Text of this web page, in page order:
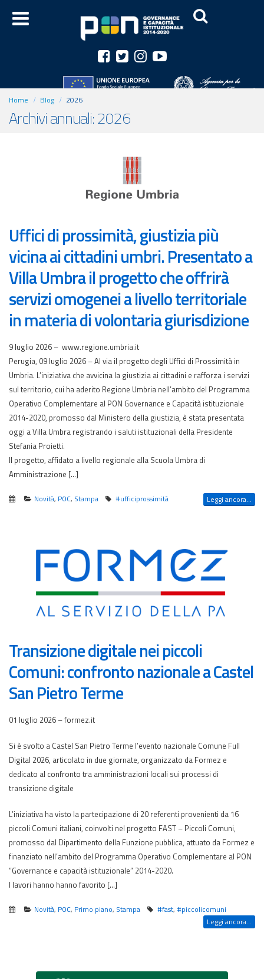
Home Blog 2026
Archivi annuali: 2026
Uffici di prossimità, giustizia più
vicina ai cittadini umbri. Presentato a
Villa Umbra il progetto che offrirà
servizi omogenei a livello territoriale
in materia di volontaria giurisdizione
9 luglio 2026 – www.regione.umbria.it
Perugia, 09 luglio 2026 – Al via il progetto degli Uffici di Prossimità in
Umbria. L’iniziativa che avvicina la giustizia ai cittadini e rafforza i servizi
sul territorio, cui ha aderito Regione Umbria nell’ambito del Programma
Operativo Complementare al PON Governance e Capacità istituzionale
2014-2020, promosso dal Ministero della giustizia, è stata presentata
oggi a Villa Umbra registrando i saluti istituzionali della Presidente
Stefania Proietti.
Il progetto, affidato a livello regionale alla Scuola Umbra di
Amministrazione […]
Novità, POC, Stampa #ufficiprossimità Leggi ancora...
Transizione digitale nei piccoli
Comuni: confronto nazionale a Castel
San Pietro Terme
01 luglio 2026 – formez.it
Si è svolto a Castel San Pietro Terme l’evento nazionale Comune Full
Digital 2026, articolato in due giornate, organizzato da Formez e
dedicato al confronto tra amministrazioni locali sui processi di
transizione digitale
L’iniziativa ha visto la partecipazione di 20 referenti provenienti da 16
piccoli Comuni italiani, coinvolti nel progetto FAST – Piccoli Comuni,
promosso dal Dipartimento della Funzione pubblica, attuato da Formez e
finanziato nell’ambito del Programma Operativo Complementare al PON
“Governance e capacità istituzionale” 2014-2020.
I lavori hanno hanno favorito […]
Novità, POC, Primo piano, Stampa #fast,#piccolicomuni
Leggi ancora...